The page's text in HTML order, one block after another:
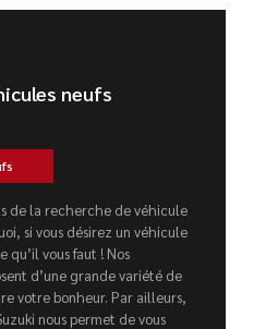
neufs
de la recherche de véhicule
si vous désirez un véhicule
qu’il vous faut ! Nos
d’une grande variété de
votre bonheur. Par ailleurs,
nous permet de vous